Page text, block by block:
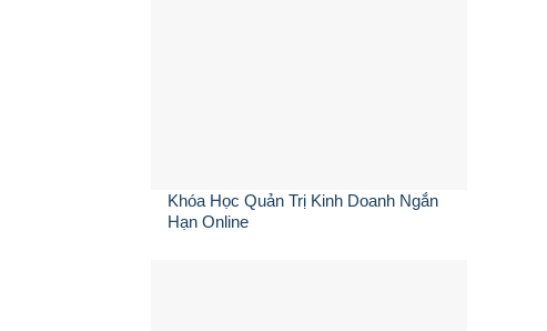
Khóa Học Quản Trị Kinh Doanh Ngắn
Hạn Online